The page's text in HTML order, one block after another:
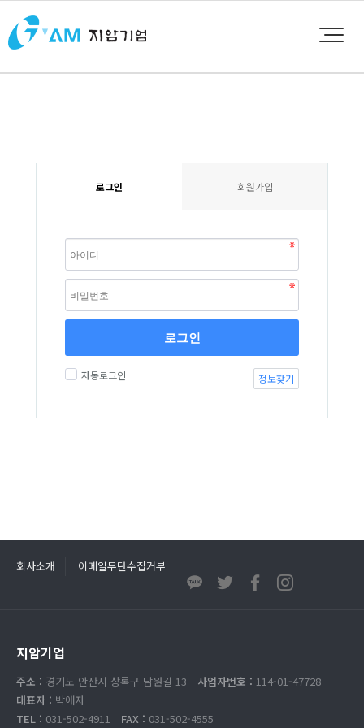
로그인 회원가입
로그인
자동로그인 정보찾기
회사소개 이메일무단수집거부
지암기업
주소 : 경기도 안산시 상록구 담원길 13 사업자번호 : 114-01-47728
대표자 : 박애자
TEL : 031-502-4911 FAX : 031-502-4555